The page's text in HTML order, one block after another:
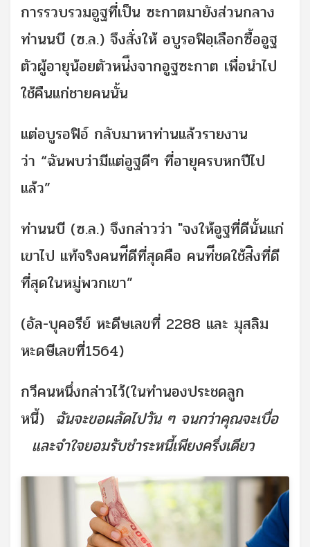
การรวบรวมอูฐที่เป็น ซะกาตมายังส่วนกลาง
ท่านนบี (ซ.ล.) จึงสั่งให้ อบูรอฟิอฺเลือกซื้ออูฐ
ตัวผู้อายุน้อยตัวหน่ึงจากอูฐซะกาต เพื่อนำไป
ใช้คืนแก่ชายคนนั้น
แต่อบูรอฟิอ์ กลับมาหาท่านแล้วรายงาน
ว่า “ฉันพบว่ามีแต่อูฐดีๆ ที่อายุครบหกปีไป
แล้ว”
ท่านนบี (ซ.ล.) จึงกล่าวว่า "จงให้อูฐที่ดีนั้นแก่
เขาไป แท้จริงคนท่ีดีที่สุดคือ คนท่ีชดใช้ส่ิงที่ดี
ที่สุดในหมู่พวกเขา”
(อัล-บุคอรีย์ หะดีษเลขที่ 2288 และ มุสลิม
หะดษีเลขที่1564)
กวีคนหนึ่งกล่าวไว้(ในทำนองประชดลูก
หนี้) ฉันจะขอผลัดไปวัน ๆ จนกว่าคุณจะเบื่อ
และจำใจยอมรับชำระหนี้เพียงครึ่งเดียว